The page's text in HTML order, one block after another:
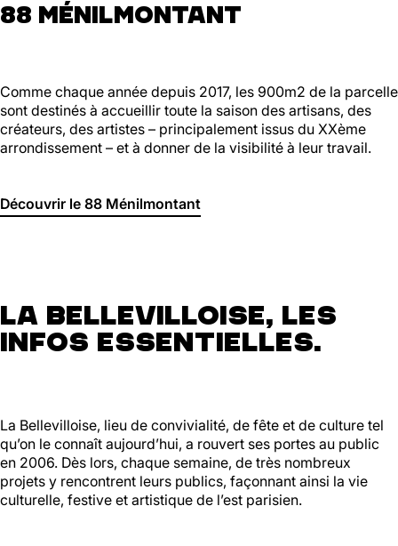
88 MÉNILMONTANT
Comme chaque année depuis 2017, les 900m2 de la parcelle
sont destinés à accueillir toute la saison des artisans, des
créateurs, des artistes – principalement issus du XXème
arrondissement – et à donner de la visibilité à leur travail.
Découvrir le 88 Ménilmontant
La Bellevilloise, les
infos essentielles.
La Bellevilloise, lieu de convivialité, de fête et de culture tel
qu’on le connaît aujourd’hui, a rouvert ses portes au public
en 2006. Dès lors, chaque semaine, de très nombreux
projets y rencontrent leurs publics, façonnant ainsi la vie
culturelle, festive et artistique de l’est parisien.